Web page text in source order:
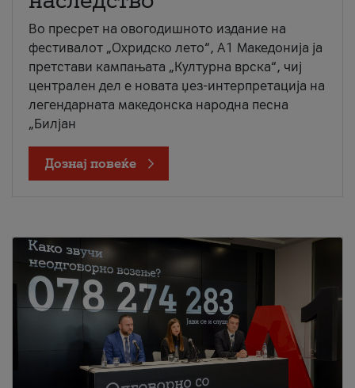
Во пресрет на овогодишното издание на
фестивалот „Охридско лето“, А1 Македонија ја
претстави кампањата „Културна врска“, чиј
централен дел е новата џез-интерпретација на
легендарната македонска народна песна
„Билјан
Дознај повеќе